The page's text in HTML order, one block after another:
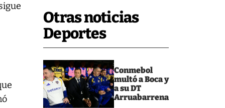
Otras noticias
Deportes
Conmebol
multó a Boca y
a su DT
Arruabarrena